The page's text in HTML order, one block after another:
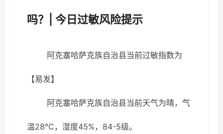
吗？| 今日过敏风险提示
阿克塞哈萨克族自治县当前过敏指数为
【易发】
阿克塞哈萨克族自治县当前天气为晴，气
温28℃，湿度45%，84-5级。